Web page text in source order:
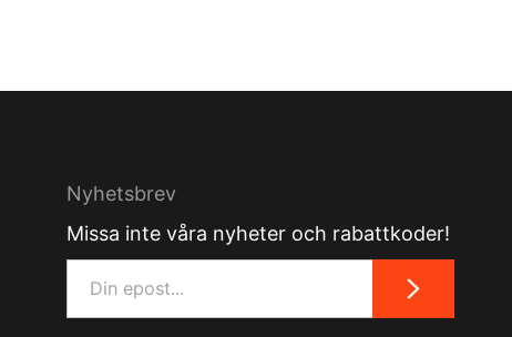
Nyhetsbrev
Missa inte våra nyheter och rabattkoder!